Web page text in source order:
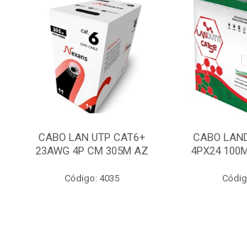
CABO LAN UTP CAT6+
23AWG 4P CM 305M AZ
Código: 4035
CABO
4PX24